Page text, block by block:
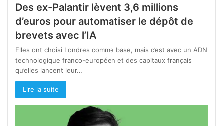
Des ex-Palantir lèvent 3,6 millions
d’euros pour automatiser le dépôt de
brevets avec l’IA
Elles ont choisi Londres comme base, mais c’est avec un ADN
technologique franco-européen et des capitaux français
qu’elles lancent leur…
Lire la suite